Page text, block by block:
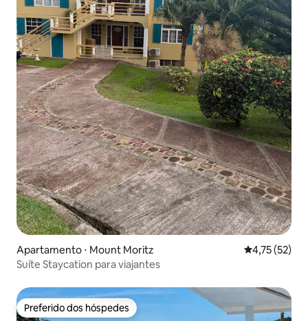
Apartamento ⋅ Mount Moritz 4,75 de uma
4,75 (52)
Suíte Staycation para viajantes
Preferido dos hóspedes
Preferido dos hóspedes